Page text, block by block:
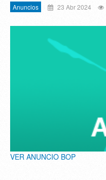
Anuncios 23 Abr 2024
VER ANUNCIO BOP